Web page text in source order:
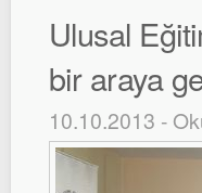
Ulusal
bir araya
10.10.2013 -